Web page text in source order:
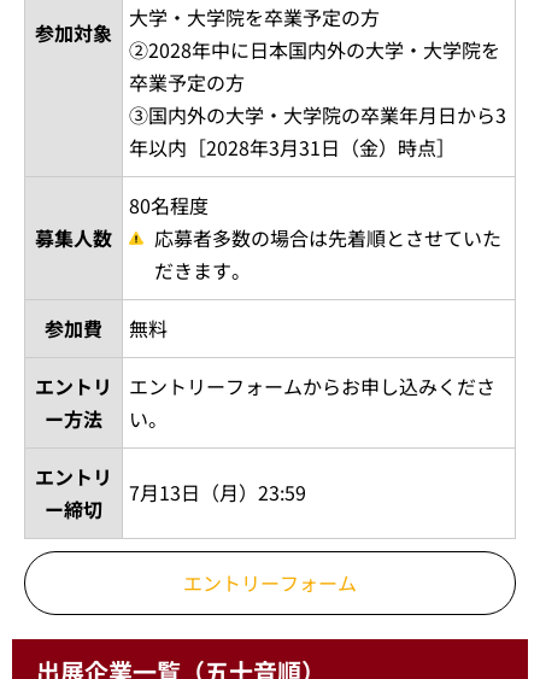
参加対象
大学・大学院を卒業予定の方
②2028年中に日本国内外の大学・大学院を
卒業予定の方
③国内外の大学・大学院の卒業年月日から3
年以内［2028年3月31日（金）時点］
募集人数
80名程度
応募者多数の場合は先着順とさせていた
だきます。
参加費
無料
エントリ
ー方法
エントリーフォームからお申し込みくださ
い。
エントリ
ー締切
7月13日（月）23:59
エントリーフォーム
出展企業一覧（五十音順）